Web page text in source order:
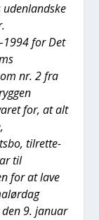
uden­land­ske
for Det
nr. 2 fra
for, at alt
til­ret­te­
til
for at lave
9. janu­ar